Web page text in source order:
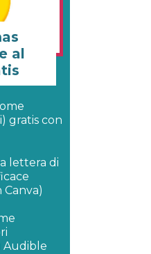
al
gratis con
lettera di
Audible